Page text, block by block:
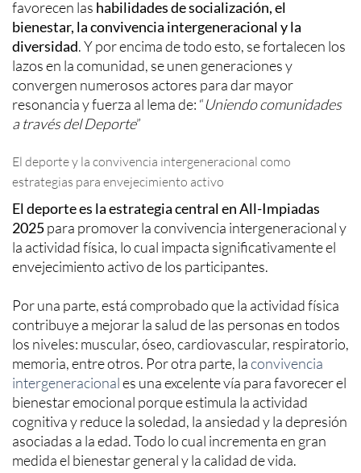
favorecen las habilidades de socialización, el
bienestar, la convivencia intergeneracional y la
diversidad. Y por encima de todo esto, se fortalecen los
lazos en la comunidad, se unen generaciones y
convergen numerosos actores para dar mayor
resonancia y fuerza al lema de: “Uniendo comunidades
a través del Deporte”
El deporte y la convivencia intergeneracional como
estrategias para envejecimiento activo
El deporte es la estrategia central en All-Impiadas
2025para promover la convivencia intergeneracional y
la actividad física, lo cual impacta significativamente el
envejecimiento activo de los participantes.
Por una parte, está comprobado que la actividad física
contribuye a mejorar la salud de las personas en todos
los niveles: muscular, óseo, cardiovascular, respiratorio,
memoria, entre otros. Por otra parte, laconvivencia
intergeneracionales una excelente vía para favorecer el
bienestar emocional porque estimula la actividad
cognitiva y reduce la soledad, la ansiedad y la depresión
asociadas a la edad. Todo lo cual incrementa en gran
medida el bienestar general y la calidad de vida.